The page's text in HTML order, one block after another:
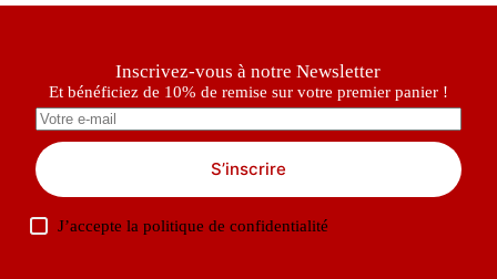
Inscrivez-vous à notre Newsletter
Et bénéficiez de 10% de remise sur votre premier panier !
S’inscrire
J’accepte lapolitique de confidentialité